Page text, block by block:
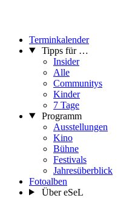
Terminkalender
Tipps für …
Insider
Alle
Communitys
Kinder
7 Tage
Programm
Ausstellungen
Kino
Bühne
Festivals
Jahresüberblick
Fotoalben
Über eSeL